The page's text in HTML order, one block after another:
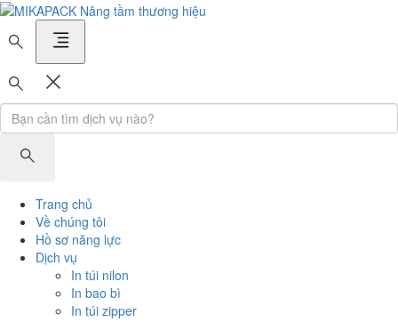
MIKAPACK Nâng tầm thương hiệu
Trang chủ
Về chúng tôi
Hồ sơ năng lực
Dịch vụ
In túi nilon
In bao bì
In túi zipper